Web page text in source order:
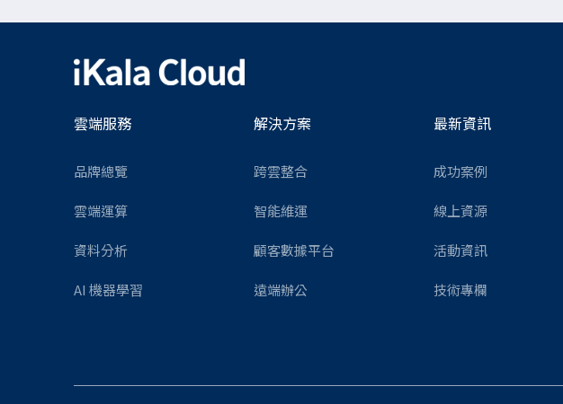
雲端服務
品牌總覽
雲端運算
資料分析
AI 機器學習
解決方案
跨雲整合
智能維運
顧客數據平台
遠端辦公
最新資訊
成功案例
線上資源
活動資訊
技術專欄